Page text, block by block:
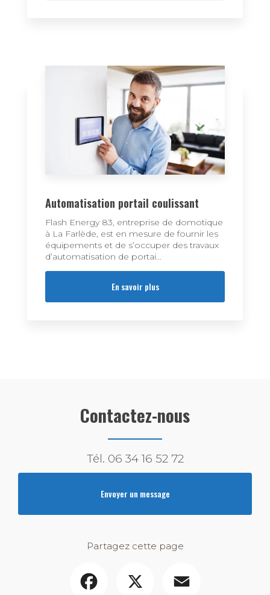
Automatisation portail coulissant
Flash Energy 83, entreprise de domotique
à La Farlède, est en mesure de fournir les
équipements et de s’occuper des travaux
d’automatisation de portai...
En savoir plus
Contactez-nous
Tél. 06 34 16 52 72
Envoyer un message
Partagez cette page